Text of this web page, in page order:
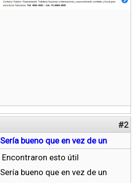
#2
Sería bueno que en vez de un
Encontraron esto útil
Sería bueno que en vez de un